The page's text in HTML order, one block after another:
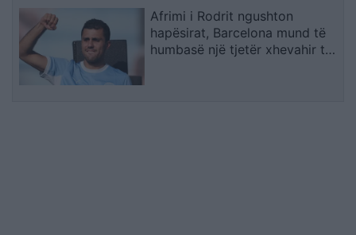
Afrimi i Rodrit ngushton
hapësirat, Barcelona mund të
humbasë një tjetër xhevahir të